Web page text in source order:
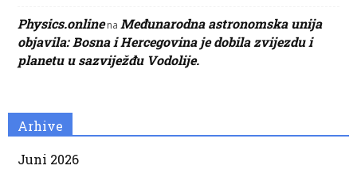
Physics.onlinena Međunarodna astronomska unija
objavila: Bosna i Hercegovina je dobila zvijezdu i
planetu u sazviježđu Vodolije.
Arhive
Juni 2026